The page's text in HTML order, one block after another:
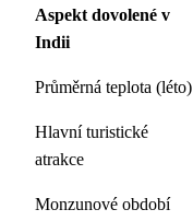
Aspekt dovolené v
Indii
Průměrná teplota (léto)
Hlavní turistické
atrakce
Monzunové období